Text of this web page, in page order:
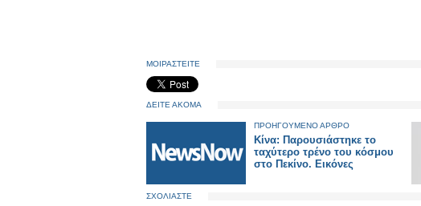
ΜΟΙΡΑΣΤΕΙΤΕ
ΔΕΙΤΕ ΑΚΟΜΑ
ΠΡΟΗΓΟΥΜΕΝΟ ΑΡΘΡΟ
Κίνα: Παρουσιάστηκε το
ταχύτερο τρένο του κόσμου
στο Πεκίνο. Εικόνες
ΣΧΟΛΙΑΣΤΕ